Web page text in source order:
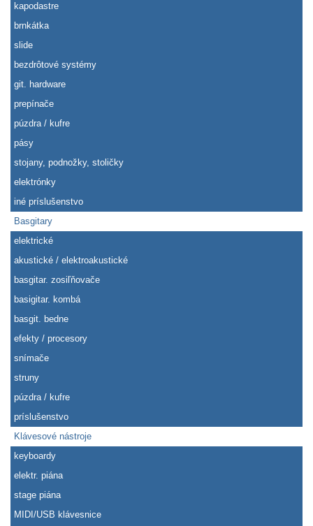
kapodastre
brnkátka
slide
bezdrôtové systémy
git. hardware
prepínače
púzdra / kufre
pásy
stojany, podnožky, stoličky
elektrónky
iné príslušenstvo
Basgitary
elektrické
akustické / elektroakustické
basgitar. zosiľňovače
basigitar. kombá
basgit. bedne
efekty / procesory
snímače
struny
púzdra / kufre
príslušenstvo
Klávesové nástroje
keyboardy
elektr. piána
stage piána
MIDI/USB klávesnice